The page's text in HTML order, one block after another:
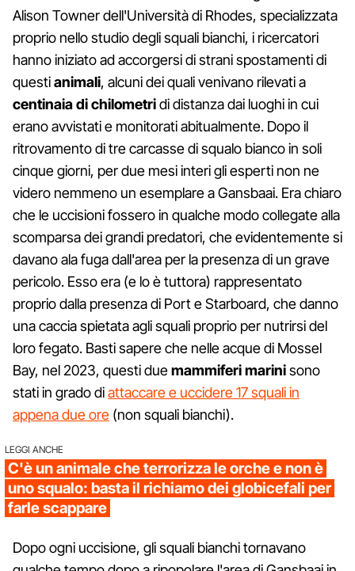
Alison Towner dell'Università di Rhodes, specializzata
proprio nello studio degli squali bianchi, i ricercatori
hanno iniziato ad accorgersi di strani spostamenti di
questianimali, alcuni dei quali venivano rilevati a
centinaia di chilometridi distanza dai luoghi in cui
erano avvistati e monitorati abitualmente. Dopo il
ritrovamento di tre carcasse di squalo bianco in soli
cinque giorni, per due mesi interi gli esperti non ne
videro nemmeno un esemplare a Gansbaai. Era chiaro
che le uccisioni fossero in qualche modo collegate alla
scomparsa dei grandi predatori, che evidentemente si
davano ala fuga dall'area per la presenza di un grave
pericolo. Esso era (e lo è tuttora) rappresentato
proprio dalla presenza di Port e Starboard, che danno
una caccia spietata agli squali proprio per nutrirsi del
loro fegato. Basti sapere che nelle acque di Mossel
Bay, nel 2023, questi duemammiferi marinisono
stati in grado diattaccare e uccidere 17 squali in
appena due ore (non squali bianchi).
LEGGI ANCHE
C'è un animale che terrorizza le orche e non è
uno squalo: basta il richiamo dei globicefali per
farle scappare
Dopo ogni uccisione, gli squali bianchi tornavano